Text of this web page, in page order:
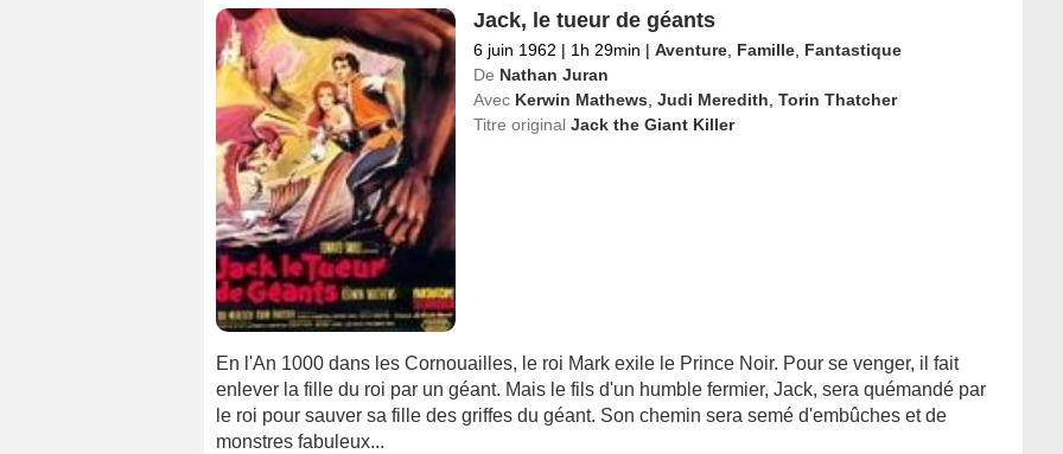
Jack, le tueur de géants
6 juin 1962 | 1h 29min | Aventure, Famille, Fantastique
De Nathan Juran
Avec Kerwin Mathews Judi Meredith Torin Thatcher
Titre original Jack the Giant Killer
En l'An 1000 dans les Cornouailles, le roi Mark exile le Prince Noir. Pour se venger, il fait
enlever la fille du roi par un géant. Mais le fils d'un humble fermier, Jack, sera quémandé par
le roi pour sauver sa fille des griffes du géant. Son chemin sera semé d'embûches et de
monstres fabuleux...